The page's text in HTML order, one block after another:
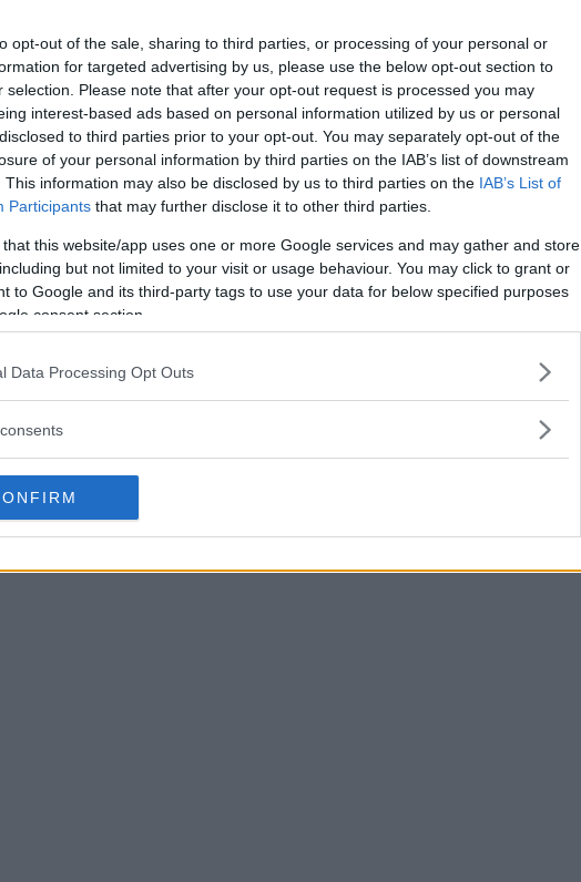
opt-out of the sale, sharing to third parties, or processing of your personal or
for targeted advertising by us, please use the below opt-out section to
selection. Please note that after your opt-out request is processed you may
interest-based ads based on personal information utilized by us or personal
to third parties prior to your opt-out. You may separately opt-out of the
of your personal information by third parties on the IAB’s list of downstream
This information may also be disclosed by us to third parties on the IAB’s List of
Participants that may further disclose it to other third parties.
that this website/app uses one or more Google services and may gather and store
but not limited to your visit or usage behaviour. You may click to grant or
to Google and its third-party tags to use your data for below specified purposes
consent section.
Data Processing Opt Outs